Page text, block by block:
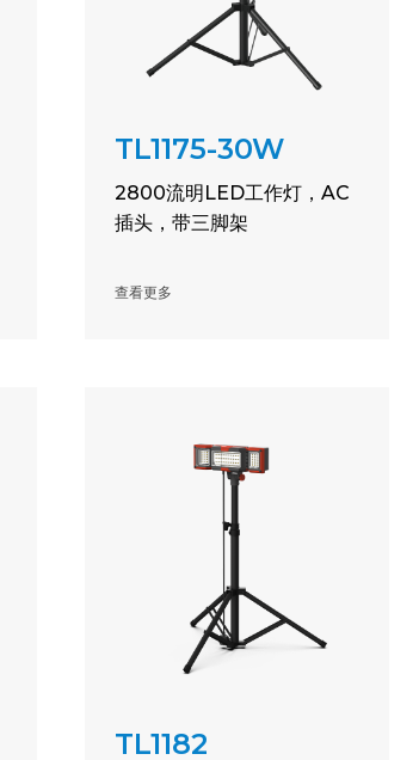
TL1175-30W
2800流明LED工作灯，AC
插头，带三脚架
查看更多
TL1182